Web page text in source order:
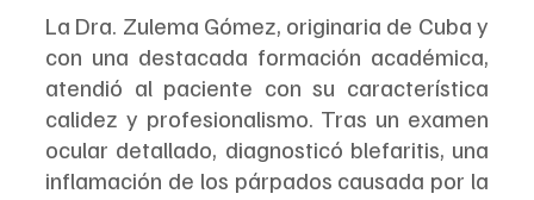
La Dra. Zulema Gómez, originaria de Cuba y
con una destacada formación académica,
atendió al paciente con su característica
calidez y profesionalismo. Tras un examen
ocular detallado, diagnosticó blefaritis, una
inflamación de los párpados causada por la